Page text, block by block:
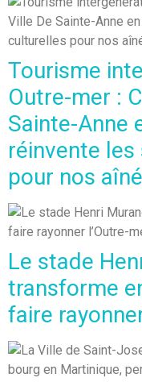
Tourisme
Outre-mer :
Sainte-Anne
réinvente
pour nos
Le stade
transforme
faire